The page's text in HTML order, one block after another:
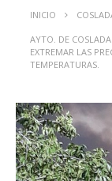
INICIO
AYTO. DE
EXTREMAR LAS
TEMPERATURAS.